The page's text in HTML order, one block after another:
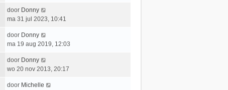
r
i
c
t
s
e
b
e
c
L
a
t
s
e
b
e
door Donny
ma 31 jul 2023, 10:41
L
a
t
s
e
door Donny
ma 19 aug 2019, 12:03
L
a
t
door Donny
wo 20 nov 2013, 20:17
L
door Michelle